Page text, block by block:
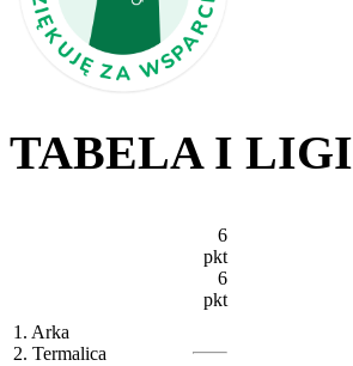
TABELA I LIGI
1. Arka
2. Termalica
6
pkt
6
pkt